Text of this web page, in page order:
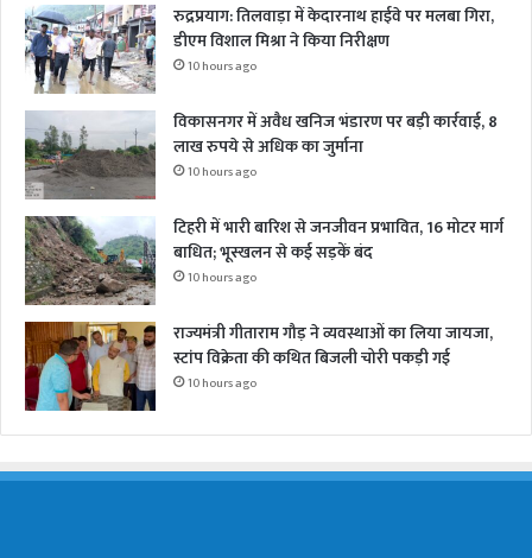
रुद्रप्रयाग: तिलवाड़ा में केदारनाथ हाईवे पर मलबा गिरा,
डीएम विशाल मिश्रा ने किया निरीक्षण
10 hours ago
विकासनगर में अवैध खनिज भंडारण पर बड़ी कार्रवाई, 8
लाख रुपये से अधिक का जुर्माना
10 hours ago
टिहरी में भारी बारिश से जनजीवन प्रभावित, 16 मोटर मार्ग
बाधित; भूस्खलन से कई सड़कें बंद
10 hours ago
राज्यमंत्री गीताराम गौड़ ने व्यवस्थाओं का लिया जायजा,
स्टांप विक्रेता की कथित बिजली चोरी पकड़ी गई
10 hours ago